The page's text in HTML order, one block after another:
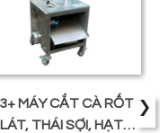
MÁY CẮT CÀ RỐT
THÁI SỢI, HẠT
›